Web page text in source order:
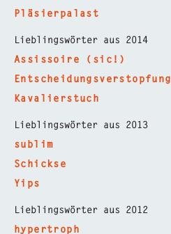
Pläsierpalast
Lieblingswörter aus 2014
Assissoire (sic!)
Entscheidungsverstopfung
Kavalierstuch
Lieblingswörter aus 2013
sublim
Schickse
Yips
Lieblingswörter aus 2012
hypertroph